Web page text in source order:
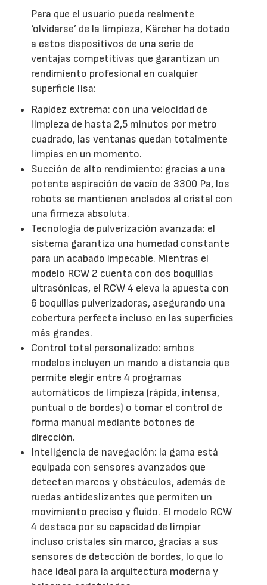
Para que el usuario pueda realmente
‘olvidarse’ de la limpieza, Kärcher ha dotado
a estos dispositivos de una serie de
ventajas competitivas que garantizan un
rendimiento profesional en cualquier
superficie lisa:
Rapidez extrema: con una velocidad de
limpieza de hasta 2,5 minutos por metro
cuadrado, las ventanas quedan totalmente
limpias en un momento.
Succión de alto rendimiento: gracias a una
potente aspiración de vacío de 3300 Pa, los
robots se mantienen anclados al cristal con
una firmeza absoluta.
Tecnología de pulverización avanzada: el
sistema garantiza una humedad constante
para un acabado impecable. Mientras el
modelo RCW 2 cuenta con dos boquillas
ultrasónicas, el RCW 4 eleva la apuesta con
6 boquillas pulverizadoras, asegurando una
cobertura perfecta incluso en las superficies
más grandes.
Control total personalizado: ambos
modelos incluyen un mando a distancia que
permite elegir entre 4 programas
automáticos de limpieza (rápida, intensa,
puntual o de bordes) o tomar el control de
forma manual mediante botones de
dirección.
Inteligencia de navegación: la gama está
equipada con sensores avanzados que
detectan marcos y obstáculos, además de
ruedas antideslizantes que permiten un
movimiento preciso y fluido. El modelo RCW
4 destaca por su capacidad de limpiar
incluso cristales sin marco, gracias a sus
sensores de detección de bordes, lo que lo
hace ideal para la arquitectura moderna y